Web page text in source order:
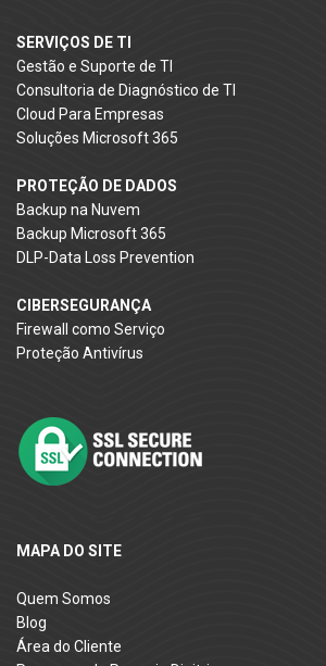
SERVIÇOS DE TI
Gestão e Suporte de TI
Consultoria de Diagnóstico de TI
Cloud Para Empresas
Soluções Microsoft 365
PROTEÇÃO DE DADOS
Backup na Nuvem
Backup Microsoft 365
DLP-Data Loss Prevention
CIBERSEGURANÇA
Firewall como Serviço
Proteção Antivírus
MAPA DO SITE
Quem Somos
Blog
Área do Cliente